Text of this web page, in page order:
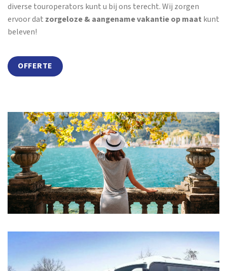
diverse touroperators kunt u bij ons terecht. Wij zorgen
ervoor dat zorgeloze & aangename vakantie op maat kunt
beleven!
OFFERTE